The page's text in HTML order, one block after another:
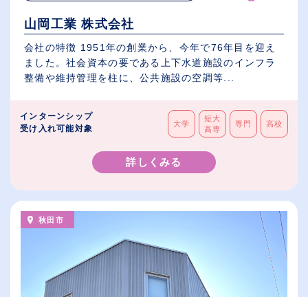
山岡工業 株式会社
会社の特徴 1951年の創業から、今年で76年目を迎え
ました。社会資本の要である上下水道施設のインフラ
整備や維持管理を柱に、公共施設の空調等...
インターンシップ
受け入れ可能対象
大学
短大
高専
専門 高校
詳しくみる
秋田市